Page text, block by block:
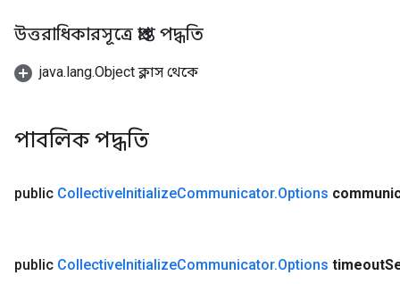
উত্তরাধিকারসূত্রে প্রাপ্ত পদ্ধতি
java.lang.Object ক্লাস থেকে
পাবলিক পদ্ধতি
public CollectiveInitializeCommunicator.Options
public CollectiveInitializeCommunicator.Options timeout